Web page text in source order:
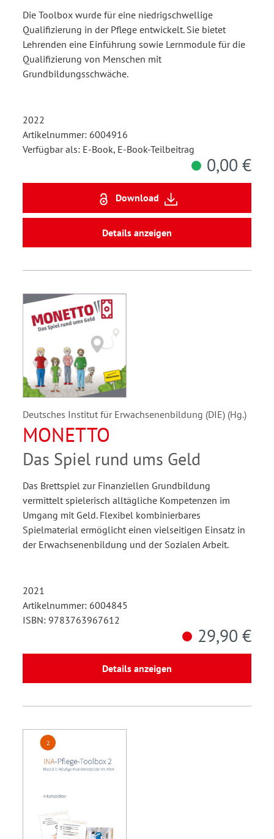
Die Toolbox wurde für eine niedrigschwellige
Qualifizierung in der Pflege entwickelt. Sie bietet
Lehrenden eine Einführung sowie Lernmodule für die
Qualifizierung von Menschen mit
Grundbildungsschwäche.
2022
Artikelnummer: 6004916
Verfügbar als: E-Book, E-Book-Teilbeitrag
0,00 €
Download
Details anzeigen
Deutsches Institut für Erwachsenenbildung (DIE) (Hg.)
MONETTO
Das Spiel rund ums Geld
Das Brettspiel zur Finanziellen Grundbildung
vermittelt spielerisch alltägliche Kompetenzen im
Umgang mit Geld. Flexibel kombinierbares
Spielmaterial ermöglicht einen vielseitigen Einsatz in
der Erwachsenenbildung und der Sozialen Arbeit.
2021
Artikelnummer: 6004845
ISBN: 9783763967612
29,90 €
Details anzeigen